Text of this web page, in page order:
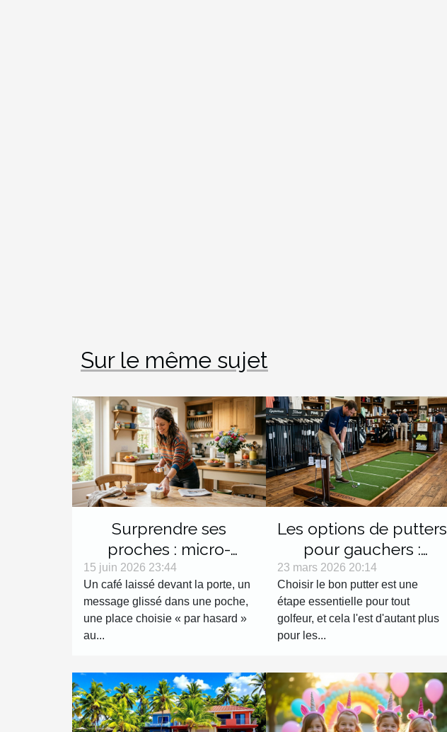
Sur le même sujet
Surprendre ses
proches : micro-
surprises du quotidien
15 juin 2026 23:44
Un café laissé devant la porte, un
message glissé dans une poche,
une place choisie « par hasard »
au...
Les options de putters
pour gauchers :
Avantages et sélection
23 mars 2026 20:14
Choisir le bon putter est une
étape essentielle pour tout
golfeur, et cela l'est d'autant plus
pour les...